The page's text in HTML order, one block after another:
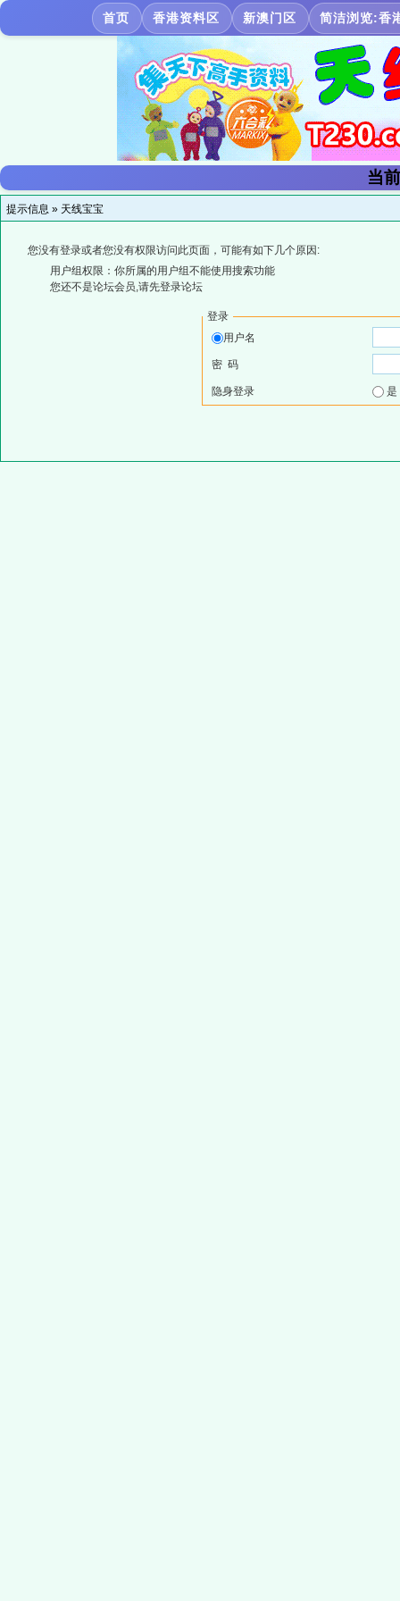
首页 香港资料区 新澳门区 简洁浏览:香
当
提示信息 » 天线宝宝
您没有登录或者您没有权限访问此页面，可能有如下几个原因:
用户组权限：你所属的用户组不能使用搜索功能
您还不是论坛会员,请先登录论坛
登录
用户名
密 码
隐身登录